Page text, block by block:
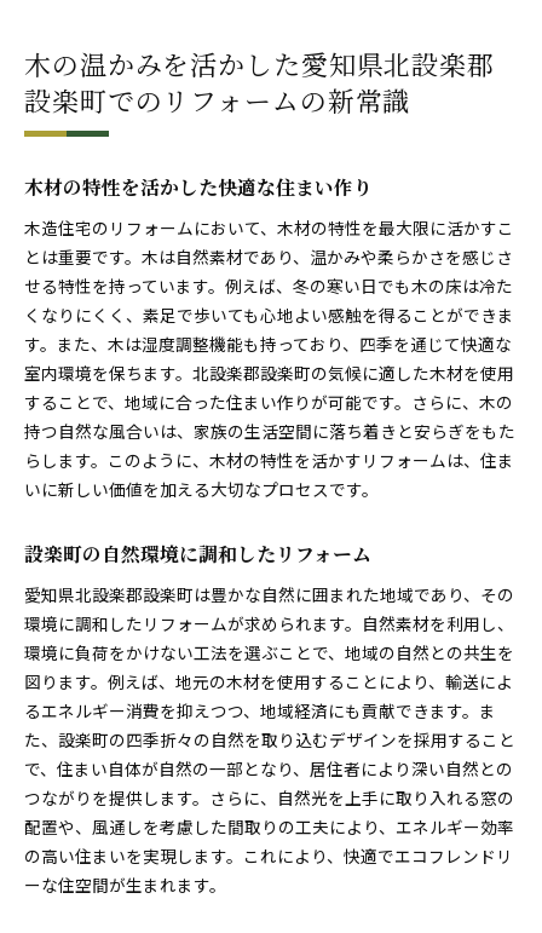
木の温かみを活かした愛知県北設楽郡
設楽町でのリフォームの新常識
木材の特性を活かした快適な住まい作り
木造住宅のリフォームにおいて、木材の特性を最大限に活かすこ
とは重要です。木は自然素材であり、温かみや柔らかさを感じさ
せる特性を持っています。例えば、冬の寒い日でも木の床は冷た
くなりにくく、素足で歩いても心地よい感触を得ることができま
す。また、木は湿度調整機能も持っており、四季を通じて快適な
室内環境を保ちます。北設楽郡設楽町の気候に適した木材を使用
することで、地域に合った住まい作りが可能です。さらに、木の
持つ自然な風合いは、家族の生活空間に落ち着きと安らぎをもた
らします。このように、木材の特性を活かすリフォームは、住ま
いに新しい価値を加える大切なプロセスです。
設楽町の自然環境に調和したリフォーム
愛知県北設楽郡設楽町は豊かな自然に囲まれた地域であり、その
環境に調和したリフォームが求められます。自然素材を利用し、
環境に負荷をかけない工法を選ぶことで、地域の自然との共生を
図ります。例えば、地元の木材を使用することにより、輸送によ
るエネルギー消費を抑えつつ、地域経済にも貢献できます。ま
た、設楽町の四季折々の自然を取り込むデザインを採用すること
で、住まい自体が自然の一部となり、居住者により深い自然との
つながりを提供します。さらに、自然光を上手に取り入れる窓の
配置や、風通しを考慮した間取りの工夫により、エネルギー効率
の高い住まいを実現します。これにより、快適でエコフレンドリ
ーな住空間が生まれます。